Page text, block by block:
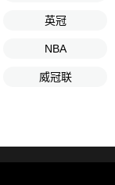
英冠
NBA
威冠联